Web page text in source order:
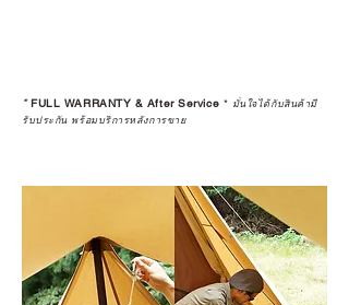
*FULL WARRANTY & After Service * มั่นใจได้กับสินค้ามี
รับประกัน พร้อมบริการหลังการขาย